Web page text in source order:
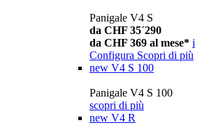
Panigale V4 S
da CHF 35´290
da CHF 369 al mese* i
Configura Scopri di più
new V4 S 100
Panigale V4 S 100
scopri di più
new V4 R